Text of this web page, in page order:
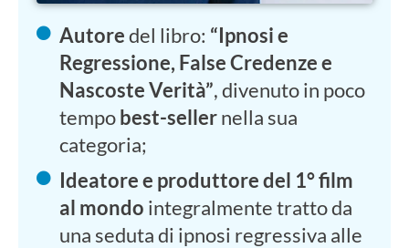
Autoredel libro: “Ipnosi e
Regressione, False Credenze e
Nascoste Verità”, divenuto in poco
tempobest-sellernella sua
categoria;
Ideatore e produttore del 1° film
al mondo integralmente tratto da
una seduta di ipnosi regressiva alle